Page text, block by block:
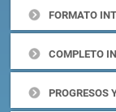
FORMATO
COMPLETO
PROGRESOS